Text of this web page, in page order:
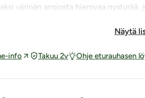
värinän ansiosta hierovaa
erittäin voimakkaiden orgasmien
värinäohjelmaapitävät huolta,
Näytä
info Takuu 2v Ohje eturauhasen